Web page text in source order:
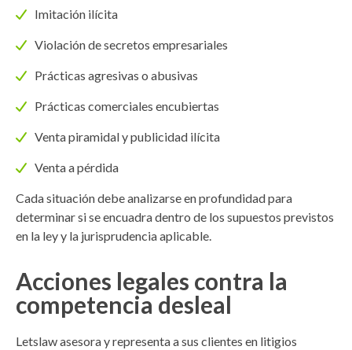
Imitación ilícita
Violación de secretos empresariales
Prácticas agresivas o abusivas
Prácticas comerciales encubiertas
Venta piramidal y publicidad ilícita
Venta a pérdida
Cada situación debe analizarse en profundidad para
determinar si se encuadra dentro de los supuestos previstos
en la ley y la jurisprudencia aplicable.
Acciones legales contra la
competencia desleal
Letslaw asesora y representa a sus clientes en litigios